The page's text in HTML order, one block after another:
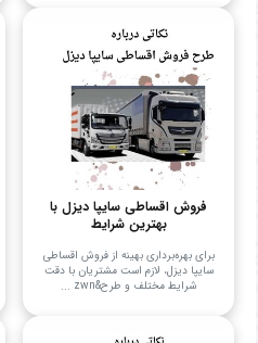
فروش اقساطی سایپا دیزل با
بهترین شرایط
برای بهره‌برداری بهینه از فروش اقساطی
سایپا دیزل، لازم است مشتریان با دقت
شرایط مختلف و طرح&zwn ...